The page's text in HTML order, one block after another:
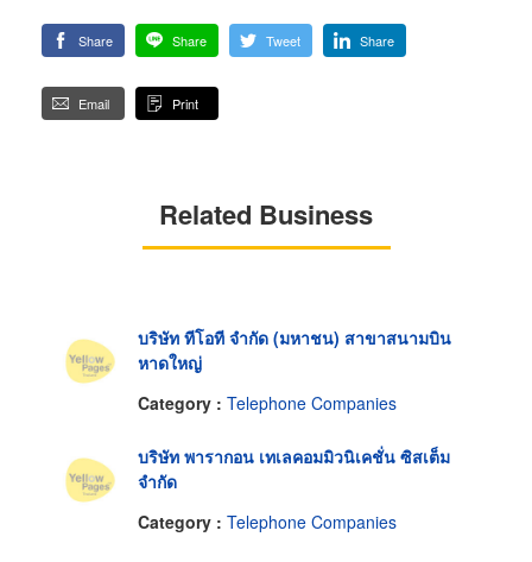
Share Share Tweet Share
Email Print
Related Business
บริษัท ทีโอที จำกัด (มหาชน) สาขาสนามบิน
หาดใหญ่
Category : Telephone Companies
บริษัท พารากอน เทเลคอมมิวนิเคชั่น ซิสเต็ม
จำกัด
Category : Telephone Companies